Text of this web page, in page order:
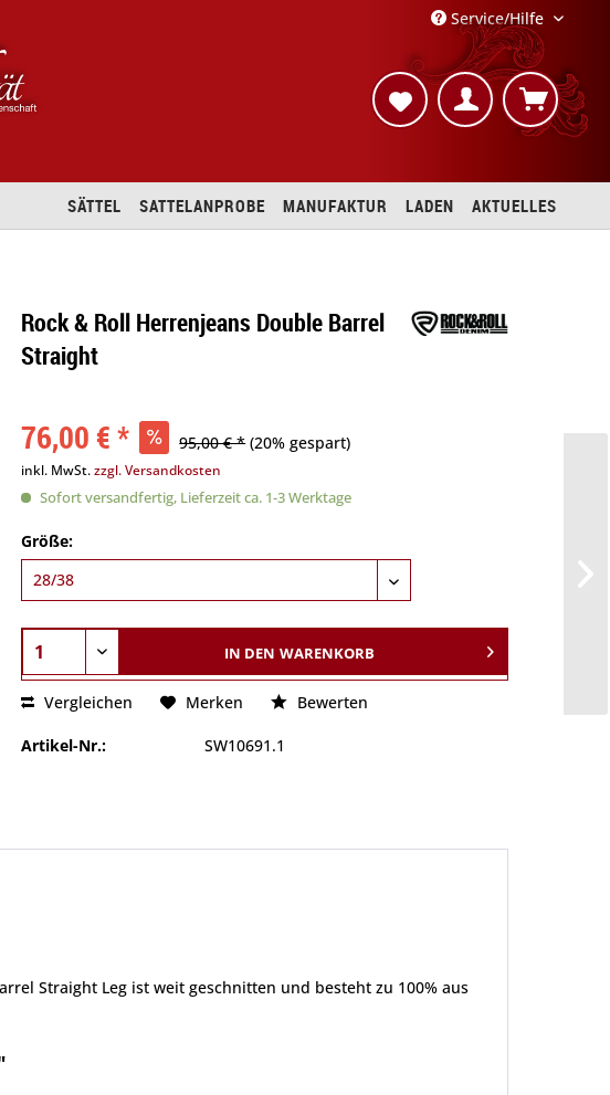
Service/Hilfe
AKTUELLES
LADEN
MANUFAKTUR
SATTELANPROBE
SÄTTEL
Rock & Roll Herrenjeans Double Barrel
Straight
76,00 € * 95,00 € * (20% gespart)
inkl. MwSt.zzgl. Versandkosten
Sofort versandfertig, Lieferzeit ca. 1-3 Werktage
Größe:
IN DEN WARENKORB
Vergleichen Merken Bewerten
Artikel-Nr.: SW10691.1
Straight Leg ist weit geschnitten und besteht zu 100% aus